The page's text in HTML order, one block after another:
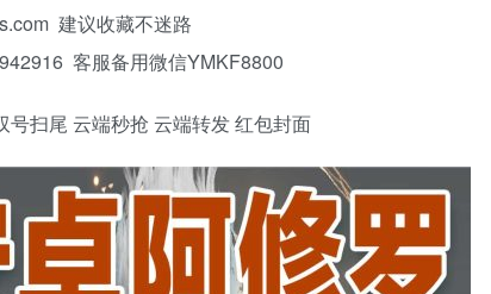
建议收藏不迷路
客服备用微信YMKF8800
扫尾 云端秒抢 云端转发 红包封面